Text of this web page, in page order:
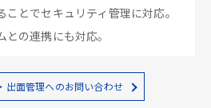
とでセキュリティ管理に対応。
の連携にも対応。
出面管理へのお問い合わせ